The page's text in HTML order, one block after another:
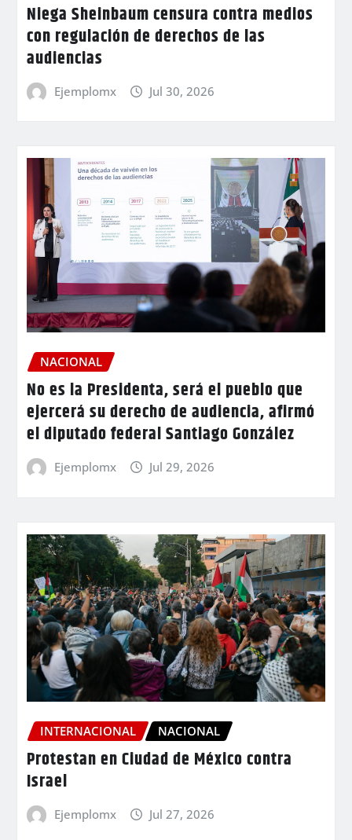
Niega Sheinbaum censura contra medios
con regulación de derechos de las
audiencias
Ejemplomx Jul 30, 2026
NACIONAL
No es la Presidenta, será el pueblo que
ejercerá su derecho de audiencia, afirmó
el diputado federal Santiago González
Ejemplomx Jul 29, 2026
INTERNACIONAL NACIONAL
Protestan en Ciudad de México contra
Israel
Ejemplomx Jul 27, 2026